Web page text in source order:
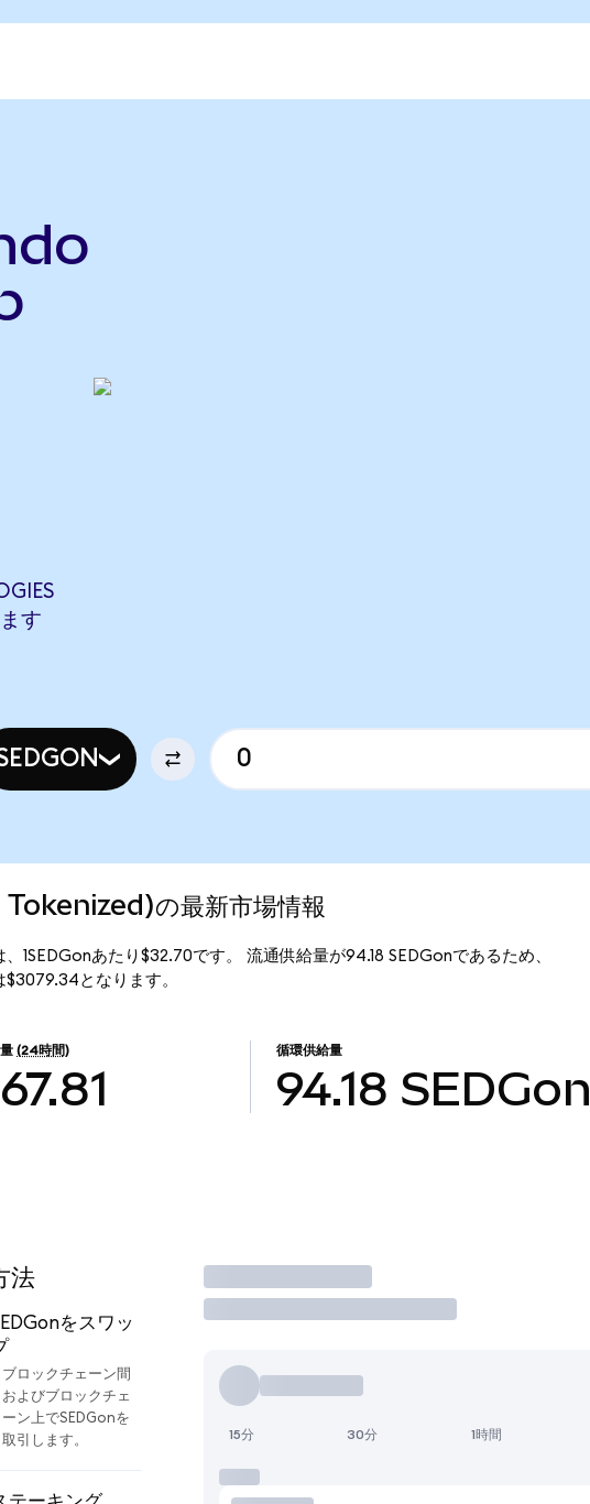
す
の最新市場情報
あたり$32.70です。 流通供給量が94.18 SEDGonであるため、
となります。
(24時間) 循環供給量
94.18 SEDGon
法
をスワッ
ブロックチェーン間
およびブロックチェ
ーン上でSEDGonを
取引します。
取引
15分 30分 1時間